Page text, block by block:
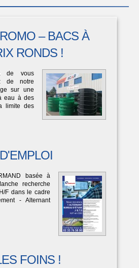
– BACS À
RONDS !
de vous
de notre
sur une
eau à des
limite des
basée à
recherche
F dans le cadre
- Alternant
FOINS !